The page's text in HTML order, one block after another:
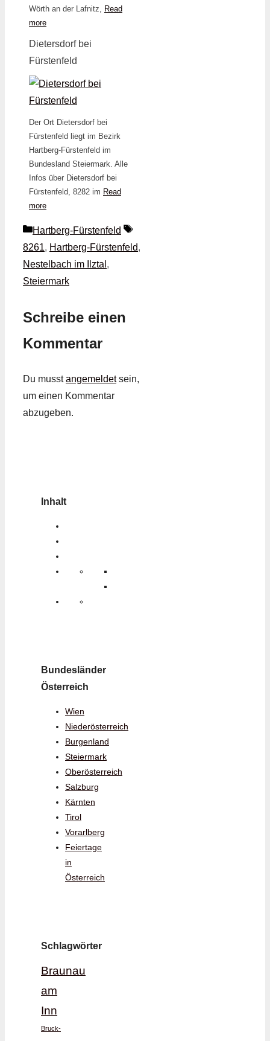
Wörth an der Lafnitz, Read
more
Dietersdorf bei
Fürstenfeld
Der Ort Dietersdorf bei
Fürstenfeld liegt im Bezirk
Hartberg-Fürstenfeld im
Bundesland Steiermark. Alle
Infos über Dietersdorf bei
Fürstenfeld, 8282 im Read
more
Kategorien
Hartberg-Fürstenfeld
Schlagwörter
8261, Hartberg-Fürstenfeld,
Nestelbach im Ilztal ,
Steiermark
Schreibe einen
Kommentar
Du musstangemeldetsein,
um einen Kommentar
abzugeben.
Inhalt
Bundesländer
Österreich
Wien
Niederösterreich
Burgenland
Steiermark
Oberösterreich
Salzburg
Kärnten
Tirol
Vorarlberg
Feiertage
in
Österreich
Schlagwörter
Braunau
am
Inn
Bruck-